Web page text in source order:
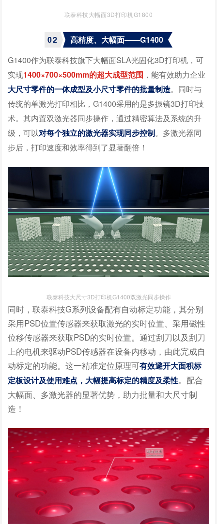
联泰科技大幅面3D打印机G1800
02
高精度、大幅面——G1400
G1400作为联泰科技旗下大幅面SLA光固化3D打印机，可
实现1400×700×500mm的超大成型范围 ，能有效助力企业
大尺寸零件的一体成型及小尺寸零件的批量制造。同时与
传统的单激光打印相比，G1400采用的是多振镜3D打印技
术。其内置双激光器同步操作，通过精密算法及系统的升
级，可以对每个独立的激光器实现同步控制。多激光器同
步后，打印速度和效率得到了显著翻倍！
联泰科技大尺寸3D打印机G1400双激光同步操作
同时，联泰科技G系列设备配有自动标定功能，其分别
采用PSD位置传感器来获取激光的实时位置、采用磁性
位移传感器来获取PSD的实时位置。通过刮刀以及刮刀
上的电机来驱动PSD传感器在设备内移动，由此完成自
动标定的功能。这一精准定位原理可有效避开大面积标
定板设计及使用难点，大幅提高标定的精度及柔性。配合
大幅面、多激光器的显著优势，助力批量和大尺寸制
造！